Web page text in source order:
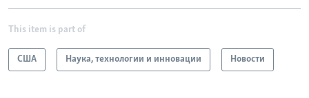
This item is part of
США Наука, технологии и инновации Новости